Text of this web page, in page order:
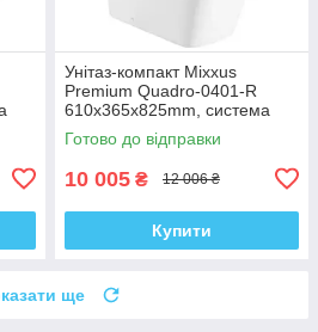
Унітаз-компакт Mixxus
Premium Quadro-0401-R
610x365x825mm, система
змиву RIMLESS (MP6457)
Готово до відправки
10 005 ₴ 12 006 ₴
Купити
ще